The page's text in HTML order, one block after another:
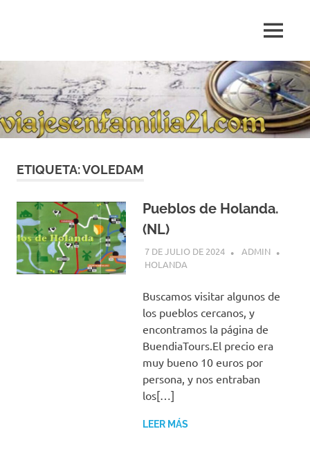
de
de
viajes
personales
MENÚ
ETIQUETA:VOLEDAM
Pueblos de Holanda.
(NL)
7 DE JULIO DE 2024
ADMIN
HOLANDA
Buscamos visitar algunos de
los pueblos cercanos, y
encontramos la página de
BuendiaTours.El precio era
muy bueno 10 euros por
persona, y nos entraban
los[…]
LEER MÁS